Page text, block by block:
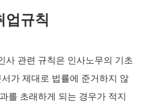
업규칙
사 관련 규칙은 인사노무의 기초
가 제대로 법률에 준거하지 않
를 초래하게 되는 경우가 적지